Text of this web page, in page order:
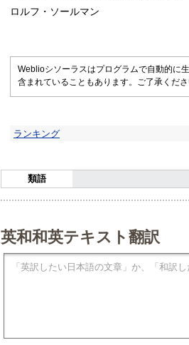
ロルフ・ソールマン
Weblioシソーラスはプログラムで自動的に
含まれていることもあります。ご了承くださ
ランキング
類語
英和和英テキスト翻訳